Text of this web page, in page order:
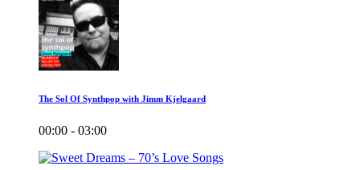
The Sol Of Synthpop with Jimm Kjelgaard
00:00 - 03:00